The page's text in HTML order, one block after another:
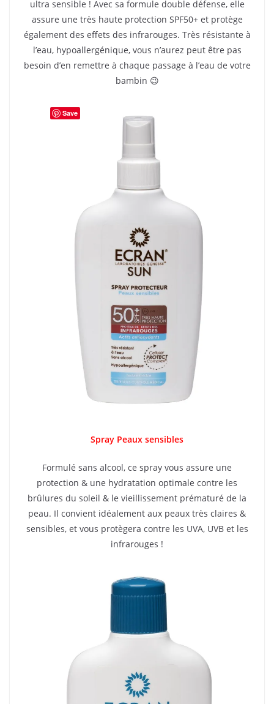
ultra sensible ! Avec sa formule double défense, elle
assure une très haute protection SPF50+ et protège
également des effets des infrarouges. Très résistante à
l’eau, hypoallergénique, vous n’aurez peut être pas
besoin d’en remettre à chaque passage à l’eau de votre
bambin 😉
Spray Peaux sensibles
Formulé sans alcool, ce spray vous assure une
protection & une hydratation optimale contre les
brûlures du soleil & le vieillissement prématuré de la
peau. Il convient idéalement aux peaux très claires &
sensibles, et vous protègera contre les UVA, UVB et les
infrarouges !
Save